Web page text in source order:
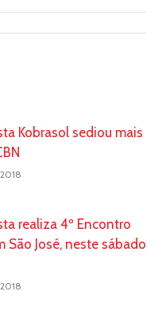
Kobrasol sediou mais
realiza 4º Encontro
São José, neste sábado